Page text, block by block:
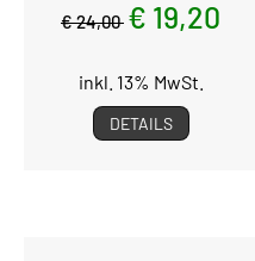
€ 24,00 € 19,20
inkl. 13% MwSt.
DETAILS